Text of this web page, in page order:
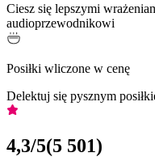
Ciesz się lepszymi
audioprzewodnikowi
Posiłki wliczone w cenę
Delektuj się pysznym
4,3/5(5 501)